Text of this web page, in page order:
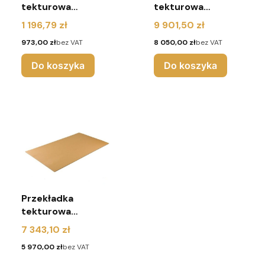
tekturowa
1200x800 mm 3W
(paleta 700 sztuk)
Cena
1 196,79 zł
Cena
973,00 złbez VAT
Do koszyka
tekturowa
1200x800 mm 3W
(paleta 7000
sztuk)
Cena
9 901,50 zł
Cena
8 050,00 złbez VAT
Do koszyka
Przekładka
tekturowa
1200x800 mm 5W
(paleta 3000
sztuk)
Cena
7 343,10 zł
Cena
5 970,00 złbez VAT